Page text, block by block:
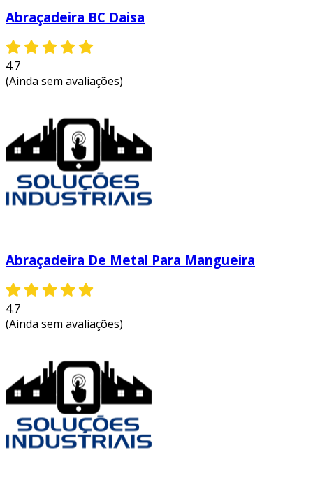
Abraçadeira BC Daisa
4.7
(Ainda sem avaliações)
Abraçadeira De Metal Para Mangueira
4.7
(Ainda sem avaliações)